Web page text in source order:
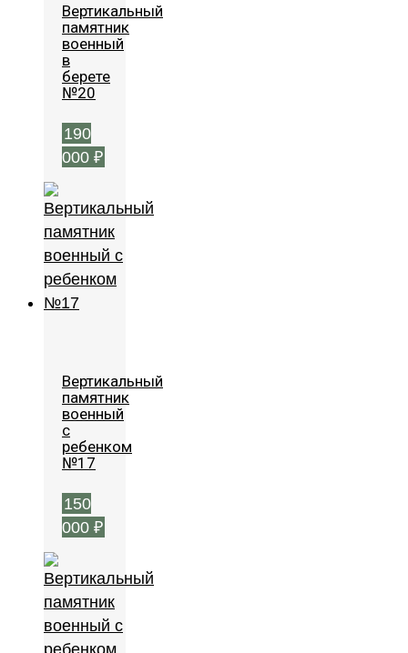
Вертикальный
памятник
военный
в
берете
№20
190
000 ₽
Вертикальный
памятник
военный
с
ребенком
№17
150
000 ₽